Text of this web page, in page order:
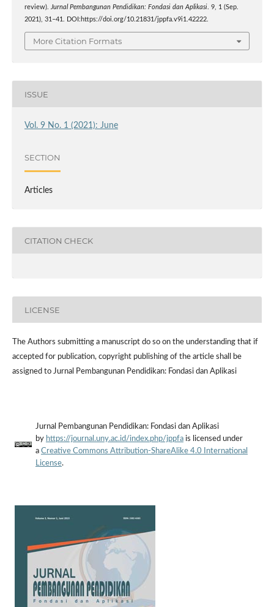
review).
Jurnal Pembangunan Pendidikan: Fondasi dan Aplikasi . 9, 1 (Sep.
2021), 31–41. DOI:https://doi.org/10.21831/jppfa.v9i1.42222.
More Citation Formats
ISSUE
Vol. 9 No. 1 (2021): June
SECTION
Articles
CITATION CHECK
LICENSE
The Authors submitting a manuscript do so on the understanding that if
accepted for publication, copyright publishing of the article shall be
assigned to Jurnal Pembangunan Pendidikan: Fondasi dan Aplikasi
Jurnal Pembangunan Pendidikan: Fondasi dan Aplikasi
by https://journal.uny.ac.id/index.php/jppfais licensed under
a Creative Commons Attribution-ShareAlike 4.0 International
License.